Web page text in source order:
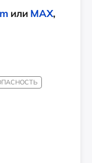
или MAX,